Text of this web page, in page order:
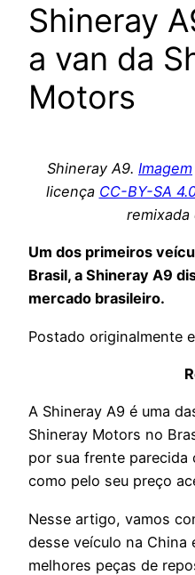
Shineray
a van da
Motors
Shineray A9. Imagem
licença CC-BY-SA
remixada
Um dos primeiros
Brasil, a Shineray A9
mercado brasileiro.
Postado originalmente
A Shineray A9 é uma
Shineray Motors no
por sua frente parecida
como pelo seu preço
Nesse artigo, vamos
desse veículo na China
melhores peças de